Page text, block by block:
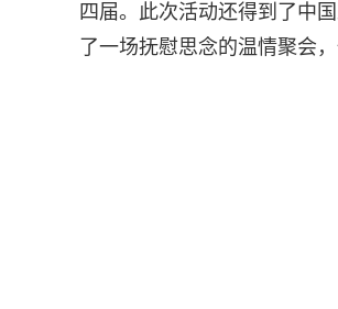
四届。此次活动还得到了中
了一场抚慰思念的温情聚会